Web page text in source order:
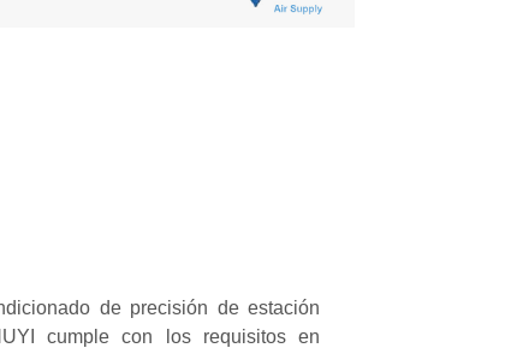
de precisión de estación
cumple con los requisitos en